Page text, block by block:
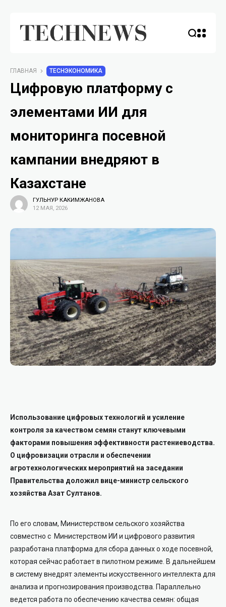
ГЛАВНАЯ TECHЭКОНОМИКА
Цифровую платформу с
элементами ИИ для
мониторинга посевной
кампании внедряют в
Казахстане
ГУЛЬНУР КАКИМЖАНОВА
12 МАЯ, 2026
Использование цифровых технологий и усиление
контроля за качеством семян станут ключевыми
факторами повышения эффективности растениеводства.
О цифровизации отрасли и обеспечении
агротехнологических мероприятий на заседании
Правительства доложил вице-министр сельского
хозяйства Азат Султанов.
По его словам, Министерством сельского хозяйства
совместно с Министерством ИИ и цифрового развития
разработана платформа для сбора данных о ходе посевной,
которая сейчас работает в пилотном режиме. В дальнейшем
в систему внедрят элементы искусственного интеллекта для
анализа и прогнозирования производства. Параллельно
ведется работа по обеспечению качества семян: общая